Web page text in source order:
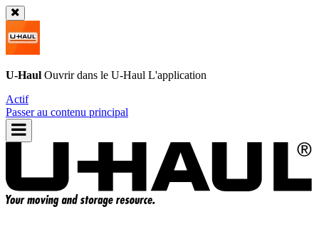
U-Haul Ouvrir dans le U-Haul L'application
Actif
Passer au contenu principal